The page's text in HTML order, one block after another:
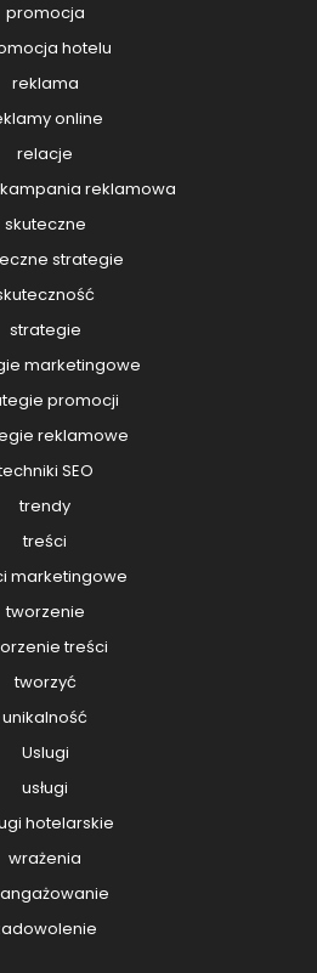
promocja
hotelu
reklama
online
relacje
reklamowa
skuteczne
strategie
strategie
marketingowe
promocji
reklamowe
SEO
trendy
treści
marketingowe
tworzenie
treści
tworzyć
unikalność
Uslugi
usługi
hotelarskie
wrażenia